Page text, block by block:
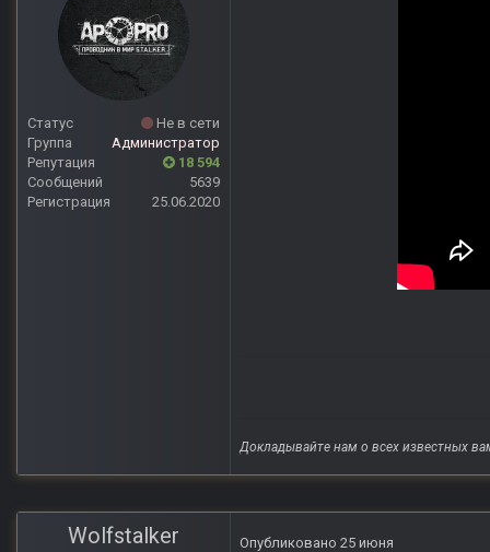
Статус
Не в сети
Группа
Администратор
Репутация
18 594
Сообщений
5639
Регистрация
25.06.2020
Докладывайте нам о всех известных
Wolfstalker Опубликовано 25 июня